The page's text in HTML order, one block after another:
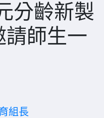
分齡新製
請師生一
組長